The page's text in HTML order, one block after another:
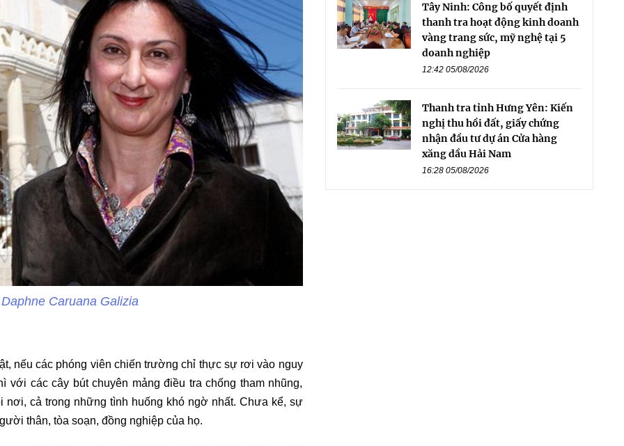
Caruana Galizia
nếu các phóng viên chiến trường chỉ thực sự rơi vào nguy
với các cây bút chuyên mảng điều tra chống tham nhũng,
cả trong những tình huống khó ngờ nhất. Chưa kể, sự
thân, tòa soạn, đồng nghiệp của họ.
Tây Ninh: Công bố quyết định
thanh tra hoạt động kinh doanh
vàng trang sức, mỹ nghệ tại 5
doanh nghiệp
12:42 05/08/2026
Thanh tra tỉnh Hưng Yên: Kiến
nghị thu hồi đất, giấy chứng
nhận đầu tư dự án Cửa hàng
xăng dầu Hải Nam
16:28 05/08/2026